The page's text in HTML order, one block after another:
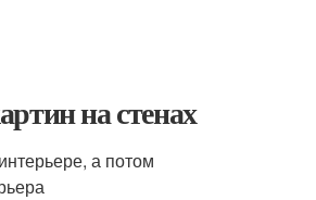
на стенах
а потом